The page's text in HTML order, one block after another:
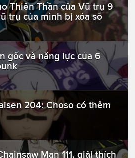
Thiên Thần của Vũ trụ 9
trụ của mình bị xóa sổ
gốc và năng lực của 6
204: Choso có thêm
Man 111, giải thích